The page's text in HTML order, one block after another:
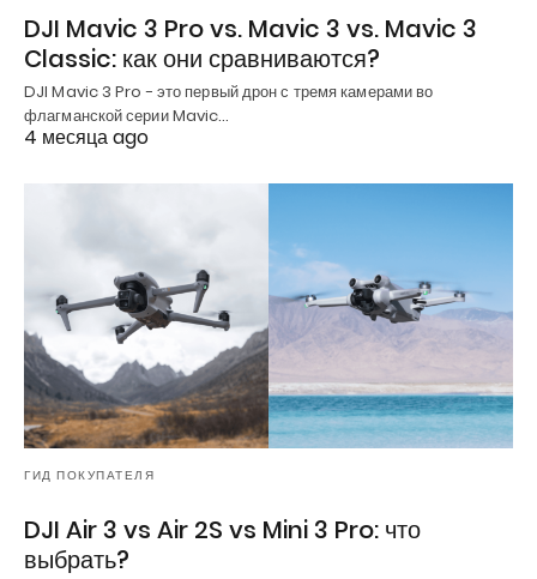
DJI Mavic 3 Pro vs. Mavic 3 vs. Mavic 3
Classic: как они сравниваются?
DJI Mavic 3 Pro - это первый дрон с тремя камерами во
флагманской серии Mavic…
4 месяца ago
ГИД ПОКУПАТЕЛЯ
DJI Air 3 vs Air 2S vs Mini 3 Pro: что
выбрать?